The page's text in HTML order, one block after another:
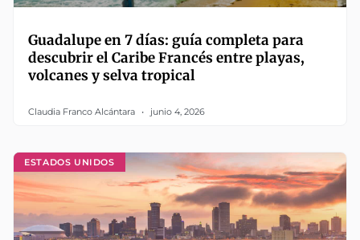
Guadalupe en 7 días: guía completa para
descubrir el Caribe Francés entre playas,
volcanes y selva tropical
Claudia Franco Alcántara junio 4, 2026
ESTADOS UNIDOS